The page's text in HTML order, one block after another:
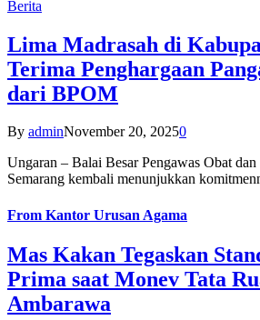
Berita
Lima Madrasah di
Terima Penghargaan
dari BPOM
By adminNovember 20, 20250
Ungaran – Balai Besar Pengawas Obat
Semarang kembali menunjukkan
From Kantor Urusan Agama
Mas Kakan Tegaskan
Prima saat Monev Tata
Ambarawa